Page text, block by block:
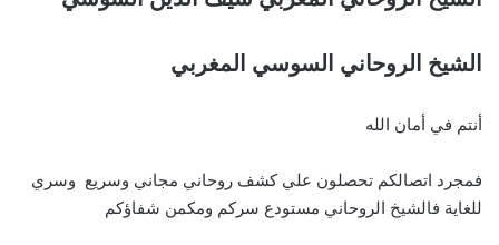
الشيخ الروحاني السوسي المغربي
أنتم في أمان الله
فمجرد اتصالكم تحصلون علي كشف روحاني مجاني وسريع وسري
للغاية فالشيخ الروحاني مستودع سركم ومكمن شفاؤكم